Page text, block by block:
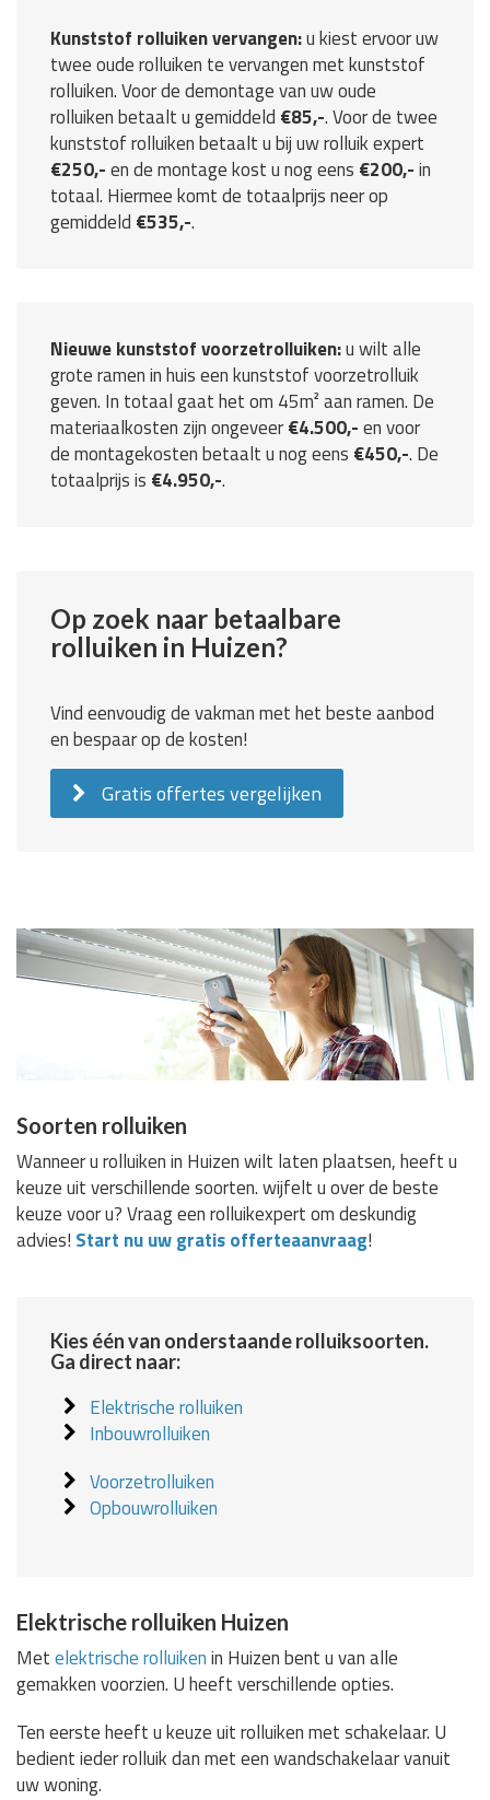
Kunststof rolluiken vervangen:u kiest ervoor uw
twee oude rolluiken te vervangen met kunststof
rolluiken. Voor de demontage van uw oude
rolluiken betaalt u gemiddeld €85,-. Voor de twee
kunststof rolluiken betaalt u bij uw rolluik expert
€250,-en de montage kost u nog eens €200,-in
totaal. Hiermee komt de totaalprijs neer op
gemiddeld €535,-.
Nieuwe kunststof voorzetrolluiken:u wilt alle
grote ramen in huis een kunststof voorzetrolluik
geven. In totaal gaat het om 45m² aan ramen. De
materiaalkosten zijn ongeveer€4.500,-en voor
de montagekosten betaalt u nog eens €450,-. De
totaalprijs is €4.950,-.
Op zoek naar betaalbare
rolluiken in Huizen?
Vind eenvoudig de vakman met het beste aanbod
en bespaar op de kosten!
Gratis offertes vergelijken
Soorten rolluiken
Wanneer u rolluiken in Huizen wilt laten plaatsen, heeft u
keuze uit verschillende soorten. wijfelt u over de beste
keuze voor u? Vraag een rolluikexpert om deskundig
advies! Start nu uw gratis offerteaanvraag!
Kies één van onderstaande rolluiksoorten.
Ga direct naar:
Elektrische rolluiken
Inbouwrolluiken
Voorzetrolluiken
Opbouwrolluiken
Elektrische rolluiken Huizen
Metelektrische rolluikenin Huizen bent u van alle
gemakken voorzien. U heeft verschillende opties.
Ten eerste heeft u keuze uit rolluiken met schakelaar. U
bedient ieder rolluik dan met een wandschakelaar vanuit
uw woning.